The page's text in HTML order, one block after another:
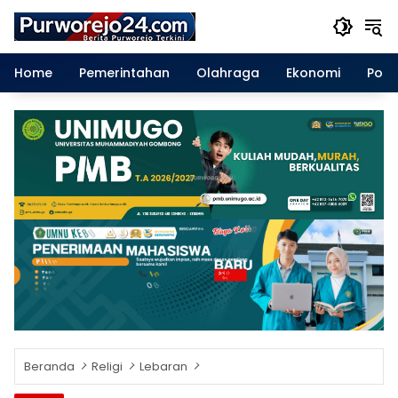
Langsung
konten
Home
Pemerintahan Olahraga Ekonomi
Beranda Religi Lebaran